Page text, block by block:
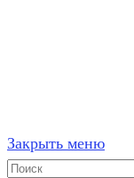
Закрыть меню